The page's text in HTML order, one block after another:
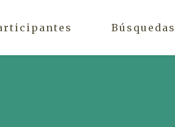
Búsquedas